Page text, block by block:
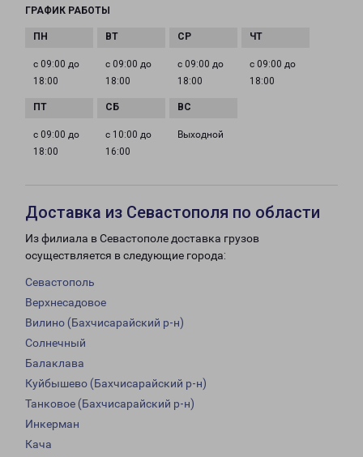
ГРАФИК РАБОТЫ
с 09:00 до
18:00
с 09:00 до
18:00
с 09:00 до
18:00
с 09:00 до
18:00
с 09:00 до
18:00
с 10:00 до
16:00
Выходной
Доставка из Севастополя по области
Из филиала в Севастополе доставка грузов
осуществляется в следующие города:
Севастополь
Верхнесадовое
Вилино (Бахчисарайский р-н)
Солнечный
Балаклава
Куйбышево (Бахчисарайский р-н)
Танковое (Бахчисарайский р-н)
Инкерман
Кача